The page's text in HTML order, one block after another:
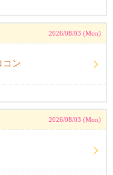
2026/08/03 (Mon)
コン
2026/08/03 (Mon)